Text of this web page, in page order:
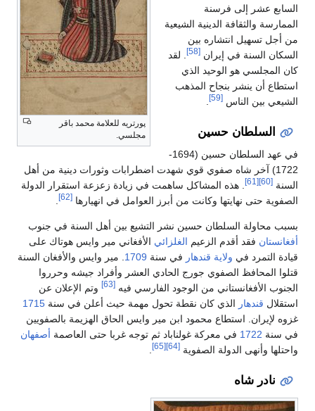
پورتريه للعلامة محمد باقر
مجلسي.
السابع عشر إلى فرسنة
الممارسة والثقافة الدينية الشيعية
من أجل تسهيل انتشاره بين
السكان السنة في إيران [58]
. لقد
كان المجلسي هو الوحيد الذي
استطاع أن ينشر بنجاح المذهب
الشيعي بين الناس [59]
.
السلطان حسين
في عهد السلطان حسين (1694-
1722) آخر شاه صفوي قوي شهدت اضطرابات وثورات دينية من أهل
السنة [60]
[61]
. هذه المشاكل ساهمت في زيادة زعزعة استقرار الدولة
الصفوية حتى نهايتها وكانت من أبرز العوامل في انهيارها [62]
بسبب محاولة السلطان حسين نشر التشيع بين أهل السنة في جنوب
أفغانستان فقد أقدم الزعيم الغلزائي الأفغاني مير وايس هوتاك على
قيادة التمرد في ولاية قندهار في سنة 1709 . مير وايس والأفغان السنة
قتلوا المحافظ الصفوي جورج الحادي العشر وأفراد جيشه وحرروا
الجنوب الأفغانستاني من الوجود الفارسي فيه [63]
وتم الإعلان عن
استقلال قندهار الذي كان نقطة تحول مهمة حيث أعلن في سنة 1715
غزوه لإيران. استطاع محمود ابن مير وايس الحاق الهزيمة بالصفويين
في سنة 1722 في معركة غولناباد ثم توجه غربا حتى العاصمة أصفهان
واحتلها وأنهى الدولة الصفوية [64]
[65]
نادر شاه